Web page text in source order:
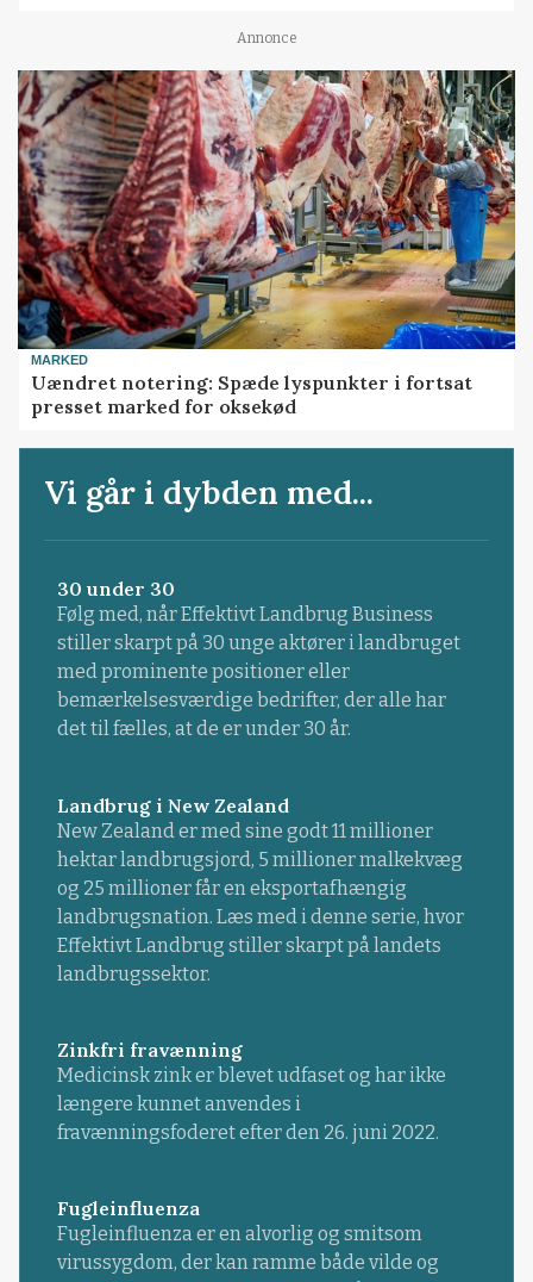
Annonce
MARKED
Uændret notering: Spæde lyspunkter i fortsat
presset marked for oksekød
Vi går i dybden med...
30 under 30
Følg med, når Effektivt Landbrug Business
stiller skarpt på 30 unge aktører i landbruget
med prominente positioner eller
bemærkelsesværdige bedrifter, der alle har
det til fælles, at de er under 30 år.
Landbrug i New Zealand
New Zealand er med sine godt 11 millioner
hektar landbrugsjord, 5 millioner malkekvæg
og 25 millioner får en eksportafhængig
landbrugsnation. Læs med i denne serie, hvor
Effektivt Landbrug stiller skarpt på landets
landbrugssektor.
Zinkfri fravænning
Medicinsk zink er blevet udfaset og har ikke
længere kunnet anvendes i
fravænningsfoderet efter den 26. juni 2022.
Fugleinfluenza
Fugleinfluenza er en alvorlig og smitsom
virussygdom, der kan ramme både vilde og